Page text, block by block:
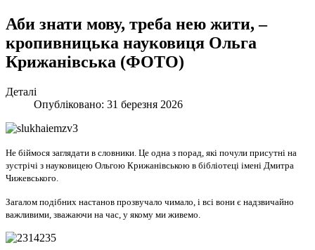
Аби знати мову, треба нею жити, –
кропивницька науковиця Ольга
Крижанівська (ФОТО)
Деталі
Опубліковано: 31 березня 2026
Не біймося заглядати в словники. Це одна з порад, які почули присутні на
зустрічі з науковицею Ольгою Крижанівською в бібліотеці імені Дмитра
Чижевського.
Загалом подібних настанов прозвучало чимало, і всі вони є надзвичайно
важливими, зважаючи на час, у якому ми живемо.